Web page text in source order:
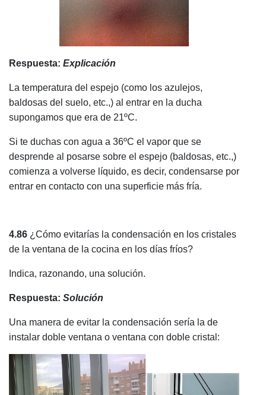
Respuesta: Explicación
La temperatura del espejo (como los azulejos,
baldosas del suelo, etc.,) al entrar en la ducha
supongamos que era de 21ºC.
Si te duchas con agua a 36ºC el vapor que se
desprende al posarse sobre el espejo (baldosas, etc.,)
comienza a volverse líquido, es decir, condensarse por
entrar en contacto con una superficie más fría.
4.86 ¿Cómo evitarías la condensación en los cristales
de la ventana de la cocina en los días fríos?
Indica, razonando, una solución.
Respuesta: Solución
Una manera de evitar la condensación sería la de
instalar doble ventana o ventana con doble cristal: